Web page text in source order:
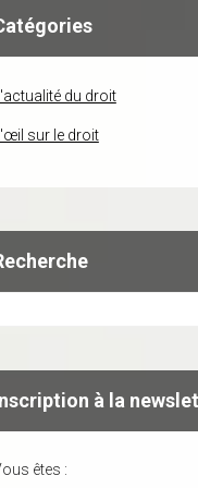
L'actualité du droit
L'œil sur le droit
à la
êtes :